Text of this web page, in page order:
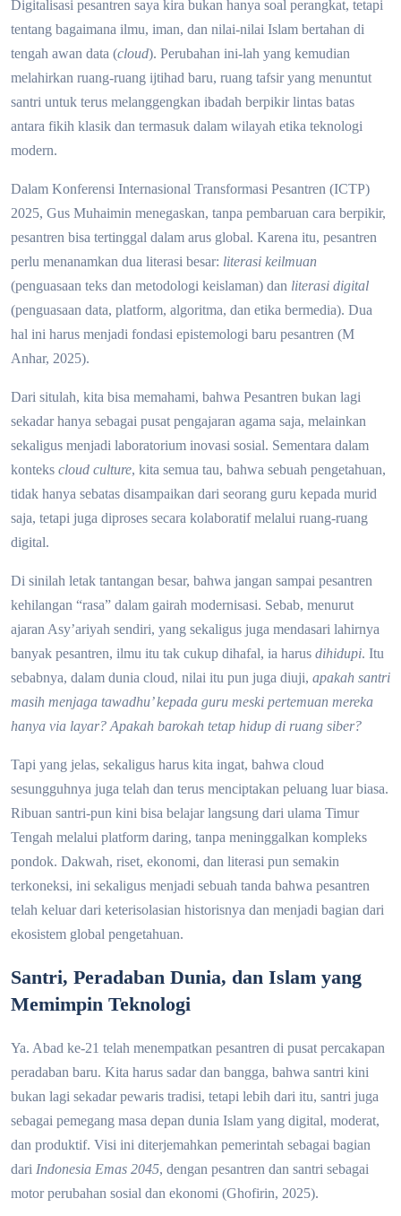
Digitalisasi pesantren saya kira bukan hanya soal perangkat, tetapi
tentang bagaimana ilmu, iman, dan nilai-nilai Islam bertahan di
tengah awan data (cloud). Perubahan ini-lah yang kemudian
melahirkan ruang-ruang ijtihad baru, ruang tafsir yang menuntut
santri untuk terus melanggengkan ibadah berpikir lintas batas
antara fikih klasik dan termasuk dalam wilayah etika teknologi
modern.
Dalam Konferensi Internasional Transformasi Pesantren (ICTP)
2025, Gus Muhaimin menegaskan, tanpa pembaruan cara berpikir,
pesantren bisa tertinggal dalam arus global. Karena itu, pesantren
perlu menanamkan dua literasi besar: literasi keilmuan
(penguasaan teks dan metodologi keislaman) dan literasi digital
(penguasaan data, platform, algoritma, dan etika bermedia). Dua
hal ini harus menjadi fondasi epistemologi baru pesantren (M
Anhar, 2025).
Dari situlah, kita bisa memahami, bahwa Pesantren bukan lagi
sekadar hanya sebagai pusat pengajaran agama saja, melainkan
sekaligus menjadi laboratorium inovasi sosial. Sementara dalam
konteks cloud culture, kita semua tau, bahwa sebuah pengetahuan,
tidak hanya sebatas disampaikan dari seorang guru kepada murid
saja, tetapi juga diproses secara kolaboratif melalui ruang-ruang
digital.
Di sinilah letak tantangan besar, bahwa jangan sampai pesantren
kehilangan “rasa” dalam gairah modernisasi. Sebab, menurut
ajaran Asy’ariyah sendiri, yang sekaligus juga mendasari lahirnya
banyak pesantren, ilmu itu tak cukup dihafal, ia harus dihidupi. Itu
sebabnya, dalam dunia cloud, nilai itu pun juga diuji, apakah santri
masih menjaga tawadhu’ kepada guru meski pertemuan mereka
hanya via layar? Apakah barokah tetap hidup di ruang siber?
Tapi yang jelas, sekaligus harus kita ingat, bahwa cloud
sesungguhnya juga telah dan terus menciptakan peluang luar biasa.
Ribuan santri-pun kini bisa belajar langsung dari ulama Timur
Tengah melalui platform daring, tanpa meninggalkan kompleks
pondok. Dakwah, riset, ekonomi, dan literasi pun semakin
terkoneksi, ini sekaligus menjadi sebuah tanda bahwa pesantren
telah keluar dari keterisolasian historisnya dan menjadi bagian dari
ekosistem global pengetahuan.
Santri, Peradaban Dunia, dan Islam yang
Memimpin Teknologi
Ya. Abad ke-21 telah menempatkan pesantren di pusat percakapan
peradaban baru. Kita harus sadar dan bangga, bahwa santri kini
bukan lagi sekadar pewaris tradisi, tetapi lebih dari itu, santri juga
sebagai pemegang masa depan dunia Islam yang digital, moderat,
dan produktif. Visi ini diterjemahkan pemerintah sebagai bagian
dari Indonesia Emas 2045, dengan pesantren dan santri sebagai
motor perubahan sosial dan ekonomi (Ghofirin, 2025).